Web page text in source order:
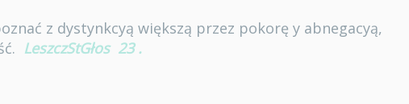
z dystynkcyą większą przez pokorę y abnegacyą,
LeszczStGłos 23 .